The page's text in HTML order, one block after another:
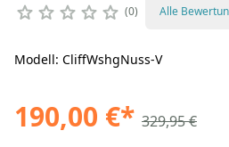
0 Alle
Modell: CliffWshgNuss-V
190,00 €* 329,95 €